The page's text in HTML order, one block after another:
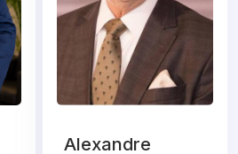
Alexandre